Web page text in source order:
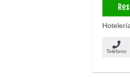
Teléfono